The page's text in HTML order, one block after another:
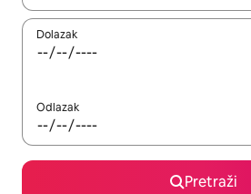
Dolazak
Odlazak
Pretraži